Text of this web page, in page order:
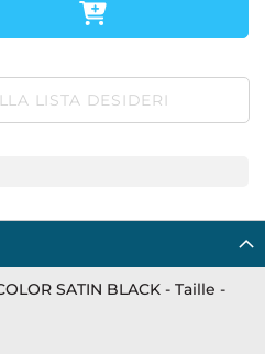
LISTA DESIDERI
SATIN BLACK - Taille -